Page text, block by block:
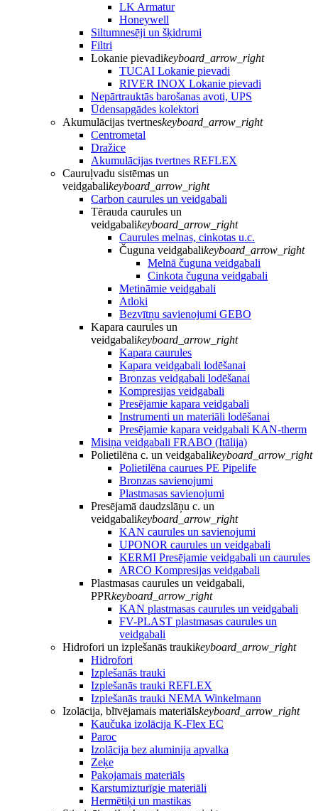
LK Armatur
Honeywell
Siltumnesēji un šķidrumi
Filtri
Lokanie pievadikeyboard_arrow_right
TUCAI Lokanie pievadi
RIVER INOX Lokanie pievadi
Nepārtrauktās barošanas avoti, UPS
Ūdensapgādes kolektori
Akumulācijas tvertneskeyboard_arrow_right
Centrometal
Dražice
Akumulācijas tvertnes REFLEX
Cauruļvadu sistēmas un
veidgabalikeyboard_arrow_right
Carbon caurules un veidgabali
Tērauda caurules un
veidgabalikeyboard_arrow_right
Caurules melnas, cinkotas u.c.
Čuguna veidgabalikeyboard_arrow_right
Melnā čuguna veidgabali
Cinkota čuguna veidgabali
Metināmie veidgabali
Atloki
Bezvītņu savienojumi GEBO
Kapara caurules un
veidgabalikeyboard_arrow_right
Kapara caurules
Kapara veidgabali lodēšanai
Bronzas veidgabali lodēšanai
Kompresijas veidgabali
Presējamie kapara veidgabali
Instrumenti un materiāli lodēšanai
Presējamie kapara veidgabali KAN-therm
Misiņa veidgabali FRABO (Itālija)
Polietilēna c. un veidgabalikeyboard_arrow_right
Polietilēna caurues PE Pipelife
Bronzas savienojumi
Plastmasas savienojumi
Presējamā daudzslāņu c. un
veidgabalikeyboard_arrow_right
KAN caurules un savienojumi
UPONOR caurules un veidgabali
KERMI Presējamie veidgabali un caurules
ARCO Kompresijas veidgabali
Plastmasas caurules un veidgabali,
PPRkeyboard_arrow_right
KAN plastmasas caurules un veidgabali
FV-PLAST plastmasas caurules un
veidgabali
Hidrofori un izplešanās traukikeyboard_arrow_right
Hidrofori
Izplešanās trauki
Izplešanās trauki REFLEX
Izplešanās trauki NEMA Winkelmann
Izolācija, blīvējamais materiālskeyboard_arrow_right
Kaučuka izolācija K-Flex EC
Paroc
Izolācija bez aluminija apvalka
Zeķe
Pakojamais materiāls
Karstumizturīgie materiāli
Hermētiķi un mastikas